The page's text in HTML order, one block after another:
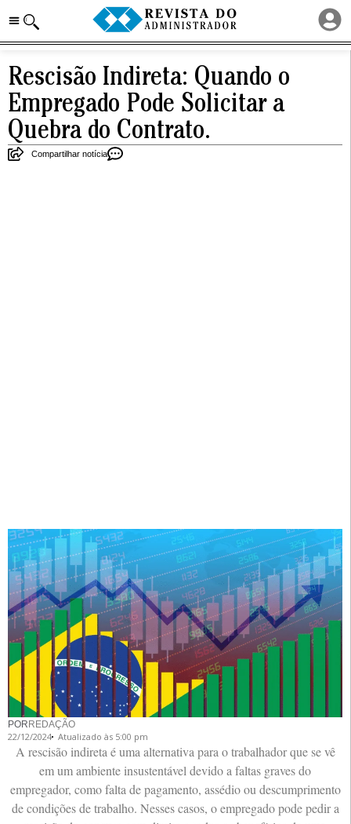
Rescisão Indireta: Quando o
Empregado Pode Solicitar a
Quebra do Contrato.
Compartilhar notícia
POR REDAÇÃO
22/12/2024 Atualizado às 5:00 pm
A rescisão indireta é uma alternativa para o trabalhador que se vê
em um ambiente insustentável devido a faltas graves do
empregador, como falta de pagamento, assédio ou descumprimento
de condições de trabalho. Nesses casos, o empregado pode pedir a